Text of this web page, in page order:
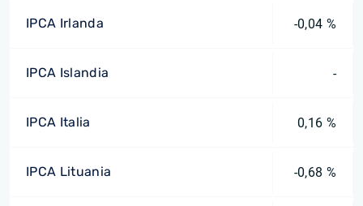
IPCA Irlanda -0,04 %
IPCA Islandia -
IPCA Italia 0,16 %
IPCA Lituania -0,68 %